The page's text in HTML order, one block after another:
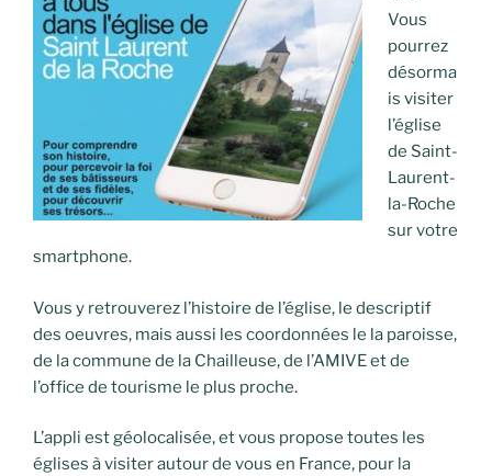
Vous
pourrez
désorma
is visiter
l’église
de Saint-
Laurent-
la-Roche
sur votre
smartphone.
Vous y retrouverez l’histoire de l’église, le descriptif
des oeuvres, mais aussi les coordonnées le la paroisse,
de la commune de la Chailleuse, de l’AMIVE et de
l’office de tourisme le plus proche.
L’appli est géolocalisée, et vous propose toutes les
églises à visiter autour de vous en France, pour la